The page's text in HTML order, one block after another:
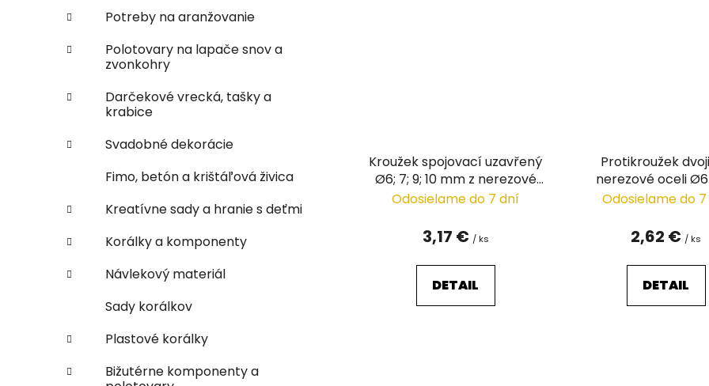
Potreby na aranžovanie
Polotovary na lapače snov a
zvonkohry
Darčekové vrecká, tašky a
krabice
Svadobné dekorácie
Fimo, betón a krištáľová živica
Kreatívne sady a hranie s deťmi
Korálky a komponenty
Návlekový materiál
Sady korálkov
Plastové korálky
Bižutérne komponenty a
Kroužek spojovací uzavřený
Ø6; 7; 9; 10 mm z nerezové
oceli
Odosielame do 7 dní
3,17 € / ks
DETAIL
Protikroužek
nerezové oceli
Odosielame do
2,62 € / ks
DETAIL